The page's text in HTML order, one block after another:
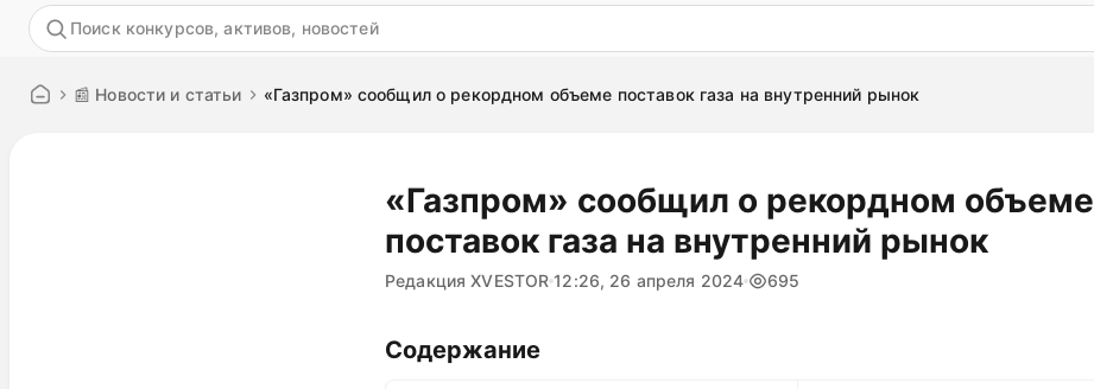
📰 Новости и статьи «Газпром» сообщил о рекордном объеме поставок газа на внутренний рынок
«Газпром» сообщил о рекордном объеме
поставок газа на внутренний рынок
Редакция XVESTOR 12:26, 26 апреля 2024 695
Содержание